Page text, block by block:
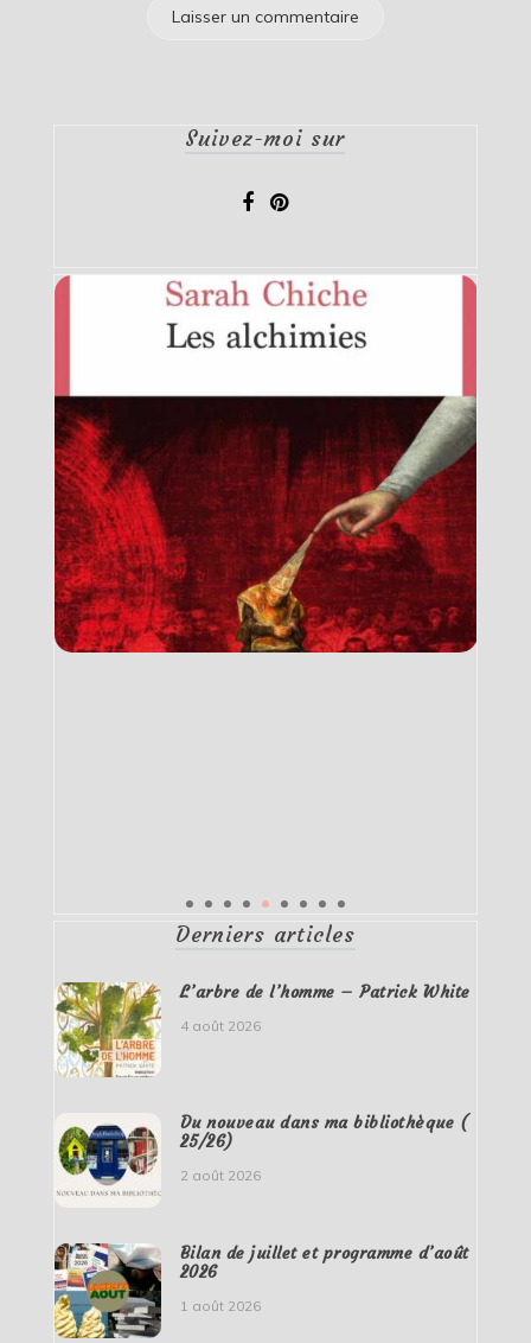
Suivez-moi sur
Derniers articles
L’arbre de l’homme – Patrick White
4 août 2026
Du nouveau dans ma bibliothèque (
25/26)
2 août 2026
Bilan de juillet et programme d’août
2026
1 août 2026